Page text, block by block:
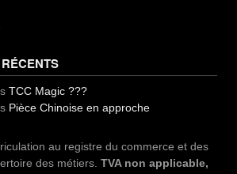
TCC Magic ???
Pièce Chinoise en approche
au registre du commerce et des
des métiers. TVA non applicable,